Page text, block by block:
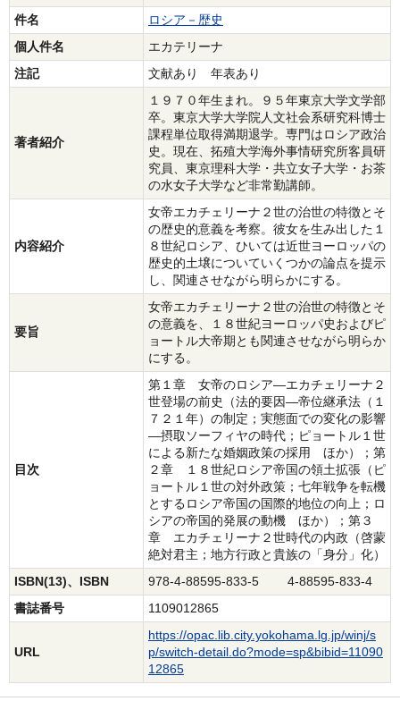
件名
ロシア－歴史
個人件名
エカテリーナ
注記
文献あり 年表あり
著者紹介
１９７０年生まれ。９５年東京大学文学部
卒。東京大学大学院人文社会系研究科博士
課程単位取得満期退学。専門はロシア政治
史。現在、拓殖大学海外事情研究所客員研
究員、東京理科大学・共立女子大学・お茶
の水女子大学など非常勤講師。
内容紹介
女帝エカチェリーナ２世の治世の特徴とそ
の歴史的意義を考察。彼女を生み出した１
８世紀ロシア、ひいては近世ヨーロッパの
歴史的土壌についていくつかの論点を提示
し、関連させながら明らかにする。
要旨
女帝エカチェリーナ２世の治世の特徴とそ
の意義を、１８世紀ヨーロッパ史およびピ
ョートル大帝期とも関連させながら明らか
にする。
目次
第１章 女帝のロシア―エカチェリーナ２
世登場の前史（法的要因―帝位継承法（１
７２１年）の制定；実態面での変化の影響
―摂取ソーフィヤの時代；ピョートル１世
による新たな婚姻政策の採用 ほか）；第
２章 １８世紀ロシア帝国の領土拡張（ピ
ョートル１世の対外政策；七年戦争を転機
とするロシア帝国の国際的地位の向上；ロ
シアの帝国的発展の動機 ほか）；第３
章 エカチェリーナ２世時代の内政（啓蒙
絶対君主；地方行政と貴族の「身分」化）
ISBN(13)、ISBN
978-4-88595-833-5 4-88595-833-4
書誌番号
1109012865
URL
https://opac.lib.city.yokohama.lg.jp/winj/s
p/switch-detail.do?mode=sp&bibid=11090
12865